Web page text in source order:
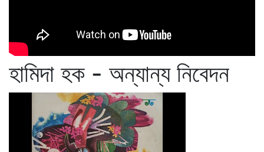
হামিদা হক - অন্যান্য নিবেদন